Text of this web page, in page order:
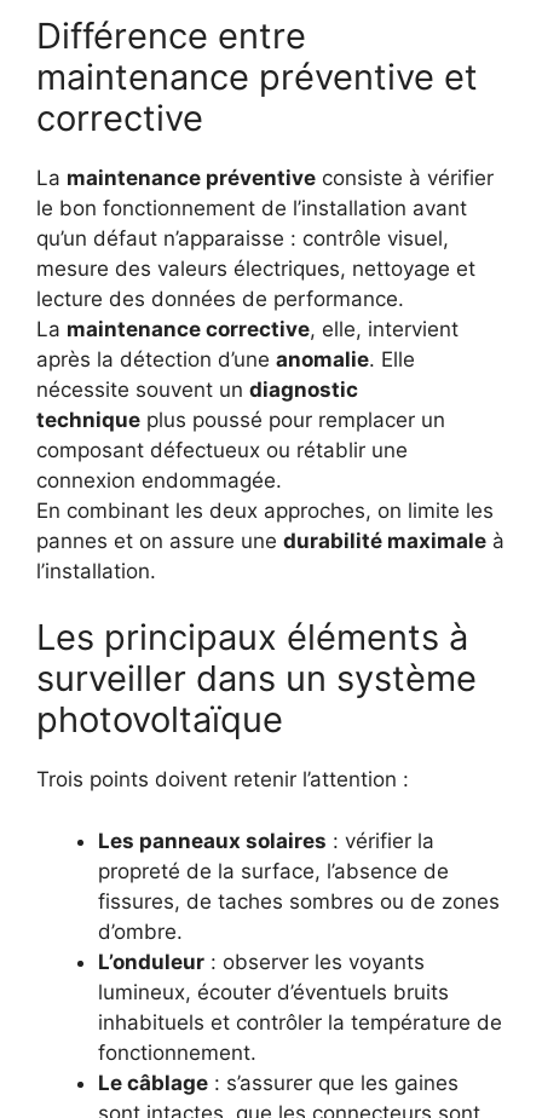
Différence entre
maintenance préventive et
corrective
La maintenance préventive consiste à vérifier
le bon fonctionnement de l’installation avant
qu’un défaut n’apparaisse : contrôle visuel,
mesure des valeurs électriques, nettoyage et
lecture des données de performance.
La maintenance corrective, elle, intervient
après la détection d’une anomalie. Elle
nécessite souvent un diagnostic
technique plus poussé pour remplacer un
composant défectueux ou rétablir une
connexion endommagée.
En combinant les deux approches, on limite les
pannes et on assure une durabilité maximale à
l’installation.
Les principaux éléments à
surveiller dans un système
photovoltaïque
Trois points doivent retenir l’attention :
Les panneaux solaires : vérifier la
propreté de la surface, l’absence de
fissures, de taches sombres ou de zones
d’ombre.
L’onduleur : observer les voyants
lumineux, écouter d’éventuels bruits
inhabituels et contrôler la température de
fonctionnement.
Le câblage : s’assurer que les gaines
sont intactes, que les connecteurs sont